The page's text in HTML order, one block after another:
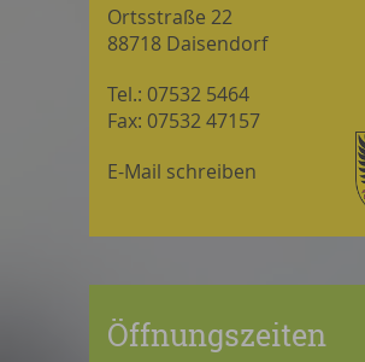
Ortsstraße 22
88718 Daisendorf
Tel.: 07532 5464
Fax: 07532 47157
E-Mail schreiben
Öffnungszeiten